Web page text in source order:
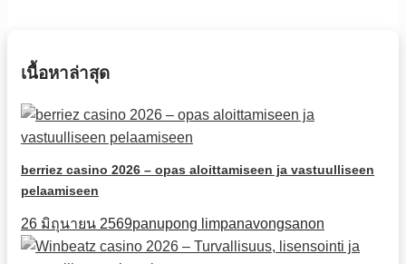
เนื้อหาล่าสุด
berriez casino 2026 – opas aloittamiseen ja vastuulliseen
pelaamiseen
26 มิถุนายน 2569panupong limpanavongsanon